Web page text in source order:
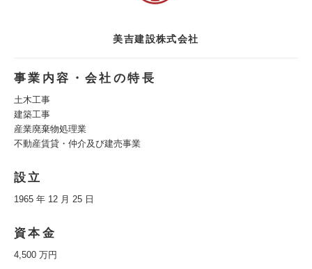
美吉建設株式会社
事業内容・会社の特長
土木工事
建築工事
産業廃棄物処理業
不動産賃貸・仲介及び建売事業
設立
1965 年 12 月 25 日
資本金
4,500 万円